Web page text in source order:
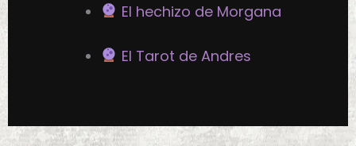
El hechizo de Morgana
El Tarot de Andres